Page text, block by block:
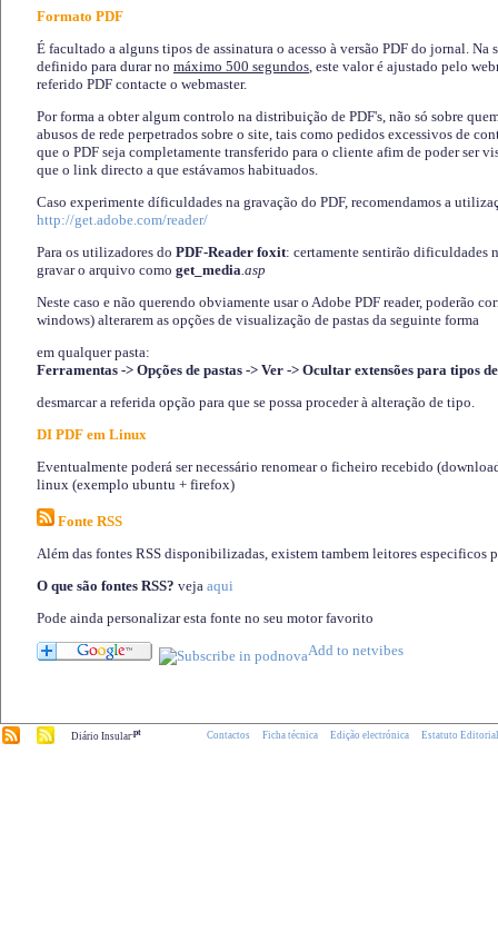
Formato PDF
É facultado a alguns tipos de assinatura o acesso à versão PDF do jornal. Na
definido para durar no máximo 500 segundos, este valor é ajustado pelo
referido PDF contacte o webmaster.
Por forma a obter algum controlo na distribuição de PDF's, não só sobre
abusos de rede perpetrados sobre o site, tais como pedidos excessivos de
que o PDF seja completamente transferido para o cliente afim de poder ser
que o link directo a que estávamos habituados.
Caso experimente díficuldades na gravação do PDF, recomendamos a
http://get.adobe.com/reader/
Para os utilizadores do PDF-Reader foxit: certamente sentirão dificuldades
gravar o arquivo como get_media.asp
Neste caso e não querendo obviamente usar o Adobe PDF reader, poderão
windows) alterarem as opções de visualização de pastas da seguinte forma
em qualquer pasta:
Ferramentas -> Opções de pastas -> Ver -> Ocultar extensões para tipos
desmarcar a referida opção para que se possa proceder à alteração de tipo.
DI PDF em Linux
Eventualmente poderá ser necessário renomear o ficheiro recebido
linux (exemplo ubuntu + firefox)
Fonte RSS
Além das fontes RSS disponibilizadas, existem tambem leitores especificos
O que são fontes RSS? veja aqui
Pode ainda personalizar esta fonte no seu motor favorito
Diário Insular.pt Contactos Ficha técnica Edição electrónica Estatuto Editorial